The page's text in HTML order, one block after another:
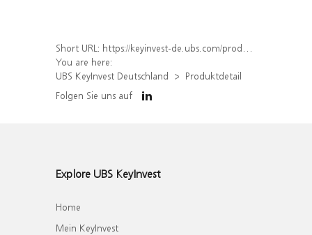
Short URL: https://keyinvest-de.ubs.com/produkt/detail/index/isin/DE000UH211U9
You are here:
UBS KeyInvest Deutschland
Produktdetail
Folgen Sie uns auf
Explore UBS KeyInvest
Home
Mein KeyInvest